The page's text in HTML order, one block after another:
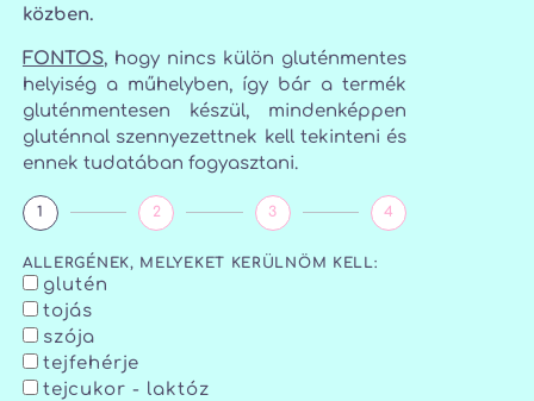
közben.
FONTOS, hogy nincs külön gluténmentes
helyiség a műhelyben, így bár a termék
gluténmentesen készül, mindenképpen
gluténnal szennyezettnek kell tekinteni és
ennek tudatában fogyasztani.
1 2 3 4
ALLERGÉNEK, MELYEKET KERÜLNÖM KELL:
glutén
tojás
szója
tejfehérje
tejcukor - laktóz